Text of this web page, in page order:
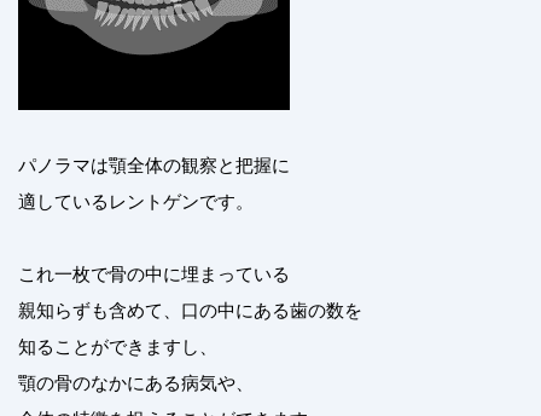
パノラマは顎全体の観察と把握に
適しているレントゲンです。
これ一枚で骨の中に埋まっている
親知らずも含めて、口の中にある歯の数を
知ることができますし、
顎の骨のなかにある病気や、